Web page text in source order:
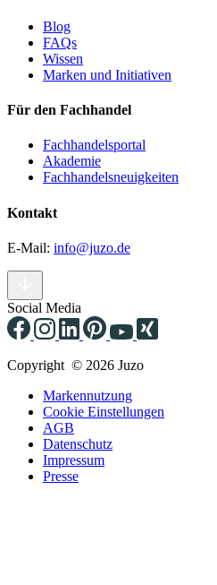
Blog
FAQs
Wissen
Marken und Initiativen
Für den Fachhandel
Fachhandelsportal
Akademie
Fachhandelsneuigkeiten
Kontakt
E-Mail: info@juzo.de
Social Media
Copyright ©
Markennutzung
Cookie Einstellungen
AGB
Datenschutz
Impressum
Presse